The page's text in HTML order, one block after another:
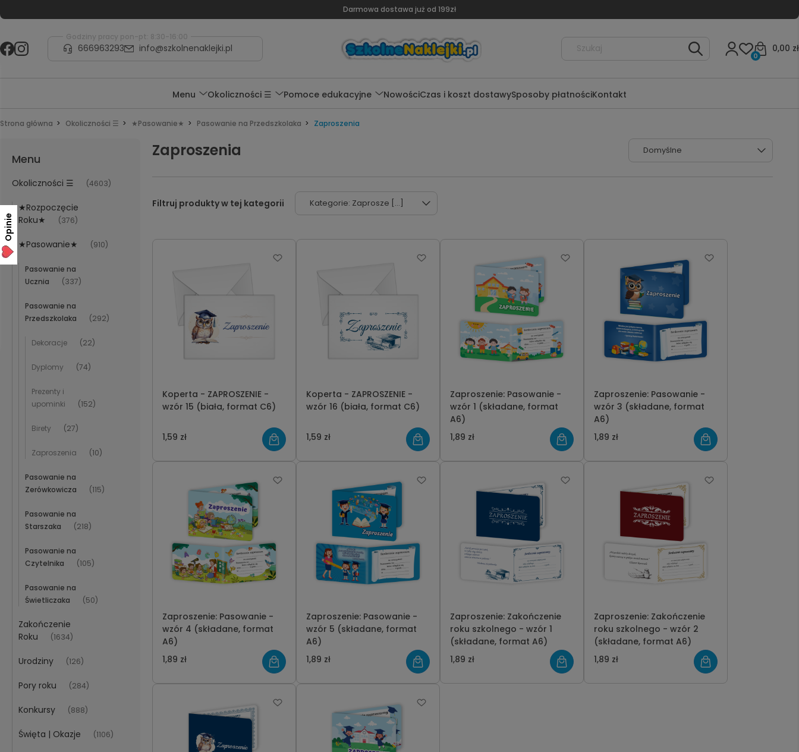
Darmowa dostawa już od 199zł
Godziny pracy pon-pt: 8:30-16:00
666963293 info@szkolnenaklejki.pl 0,00 zł
0
Menu Okoliczności ☰ Pomoce edukacyjne NowościCzas i koszt dostawySposoby płatnościKontakt
Strona główna Okoliczności ☰ ★Pasowanie★ Pasowanie na Przedszkolaka Zaproszenia
Menu
Okoliczności ☰ (4603)
★Rozpoczęcie
Roku★
(376)
★Pasowanie★ (910)
Pasowanie na
Ucznia
(337)
Pasowanie na
Przedszkolaka
(292)
Dekoracje (22)
Dyplomy (74)
Prezenty i
upominki
(152)
Birety (27)
Zaproszenia (10)
Pasowanie na
Zerówkowicza
(115)
Pasowanie na
Starszaka
(218)
Pasowanie na
Czytelnika
(105)
Pasowanie na
Świetliczaka
(50)
Zakończenie
Roku
(1634)
Urodziny (126)
Pory roku (284)
Konkursy (888)
Święta | Okazje (1106)
Zaproszenia
Kategorie: Zaprosze [...]
Koperta - ZAPROSZENIE -
wzór 15 (biała, format C6)
1,59 zł
Koperta - ZAPROSZENIE -
wzór 16 (biała, format C6)
1,59 zł
Zaproszenie: Pasowanie -
wzór 1 (składane, format
A6)
1,89 zł
Zaproszenie: Pasowanie -
wzór 3 (składane, format
A6)
1,89 zł
Zaproszenie: Pasowanie -
wzór 4 (składane, format
A6)
1,89 zł
Zaproszenie: Pasowanie -
wzór 5 (składane, format
A6)
1,89 zł
Zaproszenie: Zakończenie
roku szkolnego - wzór 1
(składane, format A6)
1,89 zł
Zaproszenie: Zakończenie
roku szkolnego - wzór 2
(składane, format A6)
1,89 zł
Opinie